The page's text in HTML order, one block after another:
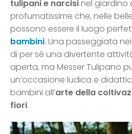
tulipani e narcisinel giardino
profumatissime che, nelle
possono essere il luogo
bambini. Una passeggiata
di per sé una divertente
aperta, ma Messer Tulipano
un’occasione ludica e
bambini all’arte della
fiori.